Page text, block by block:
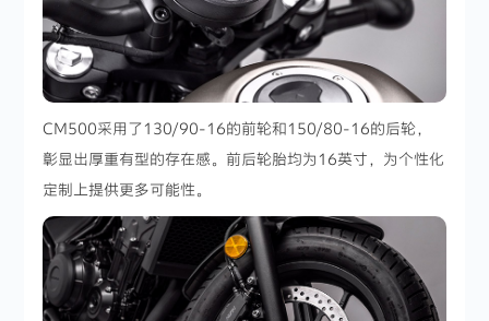
CM500采用了130/90-16的前轮和150/80-16的后轮，
彰显出厚重有型的存在感。前后轮胎均为16英寸，为个性化
定制上提供更多可能性。